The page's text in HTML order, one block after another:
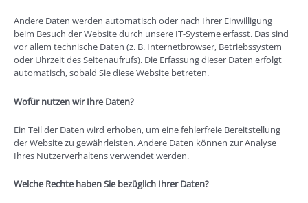
Andere Daten werden automatisch oder nach Ihrer Einwilligung
beim Besuch der Website durch unsere IT-Systeme erfasst. Das sind
vor allem technische Daten (z. B. Internetbrowser, Betriebssystem
oder Uhrzeit des Seitenaufrufs). Die Erfassung dieser Daten erfolgt
automatisch, sobald Sie diese Website betreten.
Wofür nutzen wir Ihre Daten?
Ein Teil der Daten wird erhoben, um eine fehlerfreie Bereitstellung
der Website zu gewährleisten. Andere Daten können zur Analyse
Ihres Nutzerverhaltens verwendet werden.
Welche Rechte haben Sie bezüglich Ihrer Daten?